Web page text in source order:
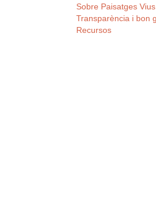
Sobre Paisatges Vius
Transparència i bon
Recursos